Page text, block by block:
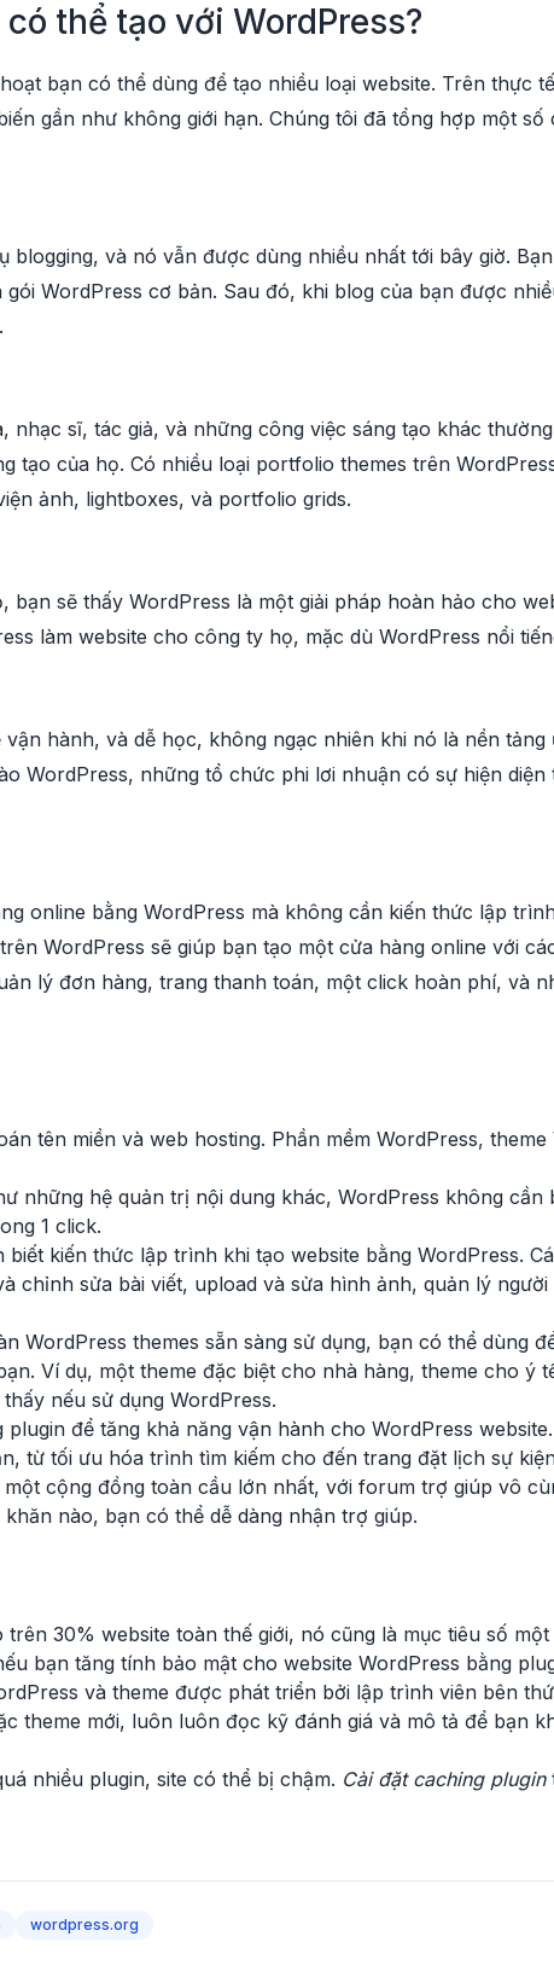
thể tạo với WordPress?
bạn có thể dùng để tạo nhiều loại website. Trên thực
gần như không giới hạn. Chúng tôi đã tổng hợp một số
blogging, và nó vẫn được dùng nhiều nhất tới bây giờ.
WordPress cơ bản. Sau đó, khi blog của bạn được
nhạc sĩ, tác giả, và những công việc sáng tạo khác
tạo của họ. Có nhiều loại portfolio themes trên
ảnh, lightboxes, và portfolio grids.
bạn sẽ thấy WordPress là một giải pháp hoàn hảo cho
làm website cho công ty họ, mặc dù WordPress nổi
hành, và dễ học, không ngạc nhiên khi nó là nền
WordPress, những tổ chức phi lơi nhuận có sự hiện
online bằng WordPress mà không cần kiến thức lập
WordPress sẽ giúp bạn tạo một cửa hàng online với
lý đơn hàng, trang thanh toán, một click hoàn phí, và
tên miền và web hosting. Phần mềm WordPress,
những hệ quản trị nội dung khác, WordPress không cần
1 click.
biết kiến thức lập trình khi tạo website bằng WordPress.
chỉnh sửa bài viết, upload và sửa hình ảnh, quản lý
WordPress themes sẵn sàng sử dụng, bạn có thể dùng
Ví dụ, một theme đặc biệt cho nhà hàng, theme cho ý
nếu sử dụng WordPress.
plugin để tăng khả năng vận hành cho WordPress
từ tối ưu hóa trình tìm kiếm cho đến trang đặt lịch sự
một cộng đồng toàn cầu lớn nhất, với forum trợ giúp vô
nào, bạn có thể dễ dàng nhận trợ giúp.
trên 30% website toàn thế giới, nó cũng là mục tiêu số
bạn tăng tính bảo mật cho website WordPress bằng
và theme được phát triển bởi lập trình viên bên
theme mới, luôn luôn đọc kỹ đánh giá và mô tả để bạn
nhiều plugin, site có thể bị chậm. Cài đặt caching plugin
wordpress.org